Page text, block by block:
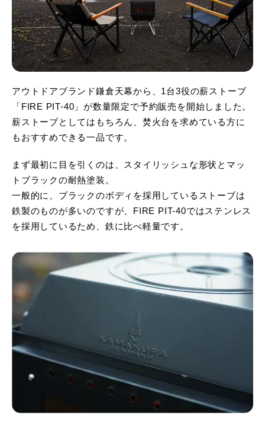
アウトドアブランド鎌倉天幕から、1台3役の薪ストーブ
「FIRE PIT-40」が数量限定で予約販売を開始しました。
薪ストーブとしてはもちろん、焚火台を求めている方に
もおすすめできる一品です。
まず最初に目を引くのは、スタイリッシュな形状とマッ
トブラックの耐熱塗装。
一般的に、ブラックのボディを採用しているストーブは
鉄製のものが多いのですが、FIRE PIT-40ではステンレス
を採用しているため、鉄に比べ軽量です。